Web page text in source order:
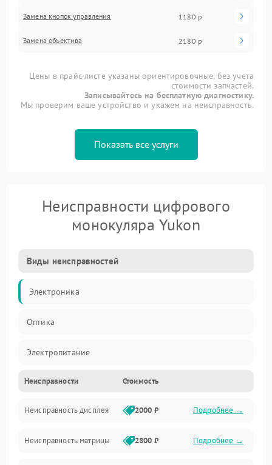
Замена кнопок управления 1180 р
Замена объектива 2180 р
Цены в прайс-листе указаны ориентировочные, без учета
стоимости запчастей.
Записывайтесь на бесплатную диагностику.
Мы проверим ваше устройство и укажем на неисправность.
Показать все услуги
Неисправности цифрового
монокуляра Yukon
Виды неисправностей
Электроника
Оптика
Электропитание
Видео
ПО
Управление
Неисправности Стоимость
Неисправность дисплея 2000 ₽ Подробнее →
Неисправность матрицы 2800 ₽ Подробнее →